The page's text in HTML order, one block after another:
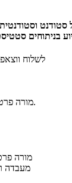
סטודנט
לשלוח ווצאפ
מורה
מעבדה